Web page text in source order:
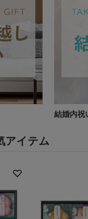
結婚内祝
アイテム